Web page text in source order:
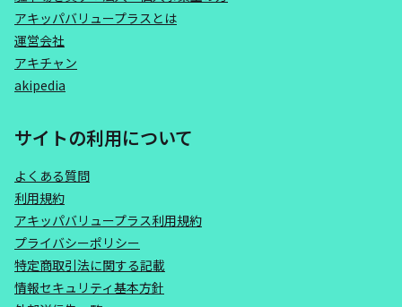
アキッパバリュープラスとは
運営会社
アキチャン
akipedia
サイトの利用について
よくある質問
利用規約
アキッパバリュープラス利用規約
プライバシーポリシー
特定商取引法に関する記載
情報セキュリティ基本方針